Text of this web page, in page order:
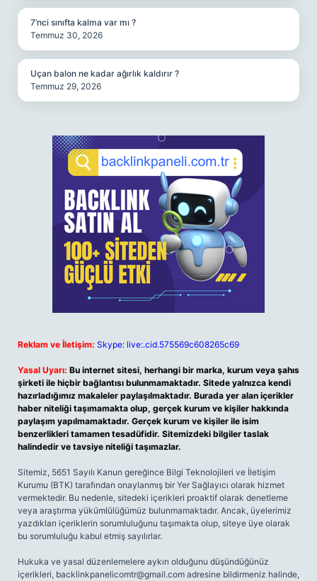
7’nci sınıfta kalma var mı ?
Temmuz 30, 2026
Uçan balon ne kadar ağırlık kaldırır ?
Temmuz 29, 2026
Reklam ve İletişim: Skype: live:.cid.575569c608265c69
Yasal Uyarı: Bu internet sitesi, herhangi bir marka, kurum veya şahıs
şirketi ile hiçbir bağlantısı bulunmamaktadır. Sitede yalnızca kendi
hazırladığımız makaleler paylaşılmaktadır. Burada yer alan içerikler
haber niteliği taşımamakta olup, gerçek kurum ve kişiler hakkında
paylaşım yapılmamaktadır. Gerçek kurum ve kişiler ile isim
benzerlikleri tamamen tesadüfidir. Sitemizdeki bilgiler taslak
halindedir ve tavsiye niteliği taşımazlar.
Sitemiz, 5651 Sayılı Kanun gereğince Bilgi Teknolojileri ve İletişim
Kurumu (BTK) tarafından onaylanmış bir Yer Sağlayıcı olarak hizmet
vermektedir. Bu nedenle, sitedeki içerikleri proaktif olarak denetleme
veya araştırma yükümlülüğümüz bulunmamaktadır. Ancak, üyelerimiz
yazdıkları içeriklerin sorumluluğunu taşımakta olup, siteye üye olarak
bu sorumluluğu kabul etmiş sayılırlar.
Hukuka ve yasal düzenlemelere aykırı olduğunu düşündüğünüz
içerikleri, backlinkpanelicomtr@gmail.com adresine bildirmeniz halinde,